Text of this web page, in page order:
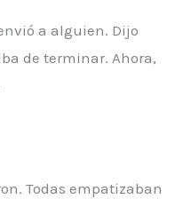
a alguien. Dijo
de terminar. Ahora,
Todas empatizaban